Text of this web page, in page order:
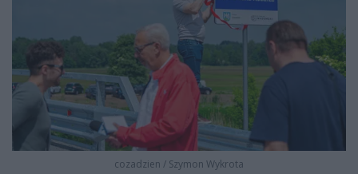
cozadzien / Szymon Wykrota